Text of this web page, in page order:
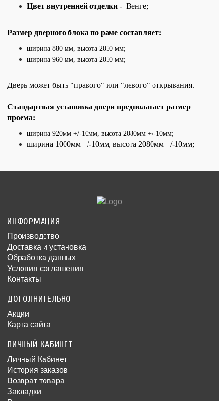
Цвет внутренней отделки - Венге;
Размер дверного блока по раме составляет:
ширина 880 мм, высота 2050 мм;
ширина 960 мм, высота 2050 мм;
Дверь может быть "правого" или "левого" открывания.
Стандартная установка двери предполагает размер
проема:
ширина 920мм +/-10мм, высота 2080мм +/-10мм;
ширина 1000мм +/-10мм, высота 2080мм +/-10мм;
ИНФОРМАЦИЯ
Производство
Доставка и установка
Обработка данных
Условия соглашения
Контакты
ДОПОЛНИТЕЛЬНО
Акции
Карта сайта
ЛИЧНЫЙ КАБИНЕТ
Личный Кабинет
История заказов
Возврат товара
Закладки